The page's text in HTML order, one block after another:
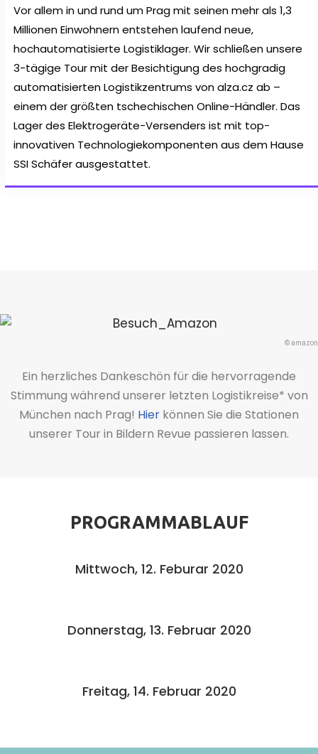
Vor allem in und rund um Prag mit seinen mehr als 1,3
Millionen Einwohnern entstehen laufend neue,
hochautomatisierte Logistiklager. Wir schließen unsere
3-tägige Tour mit der Besichtigung des hochgradig
automatisierten Logistikzentrums von alza.cz ab –
einem der größten tschechischen Online-Händler. Das
Lager des Elektrogeräte-Versenders ist mit top-
innovativen Technologiekomponenten aus dem Hause
SSI Schäfer ausgestattet.
© amazon
Ein herzliches Dankeschön für die hervorragende
Stimmung während unserer letzten Logistikreise* von
München nach Prag! Hier können Sie die Stationen
unserer Tour in Bildern Revue passieren lassen.
PROGRAMMABLAUF
Mittwoch, 12. Feburar 2020
Donnerstag, 13. Februar 2020
Freitag, 14. Februar 2020